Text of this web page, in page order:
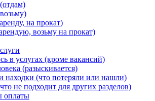
на прокат)
возьму на прокат)
в услугах (кроме вакансий)
(разыскивается)
находки (что потеряли или нашли)
не подходит для других разделов)
оплаты